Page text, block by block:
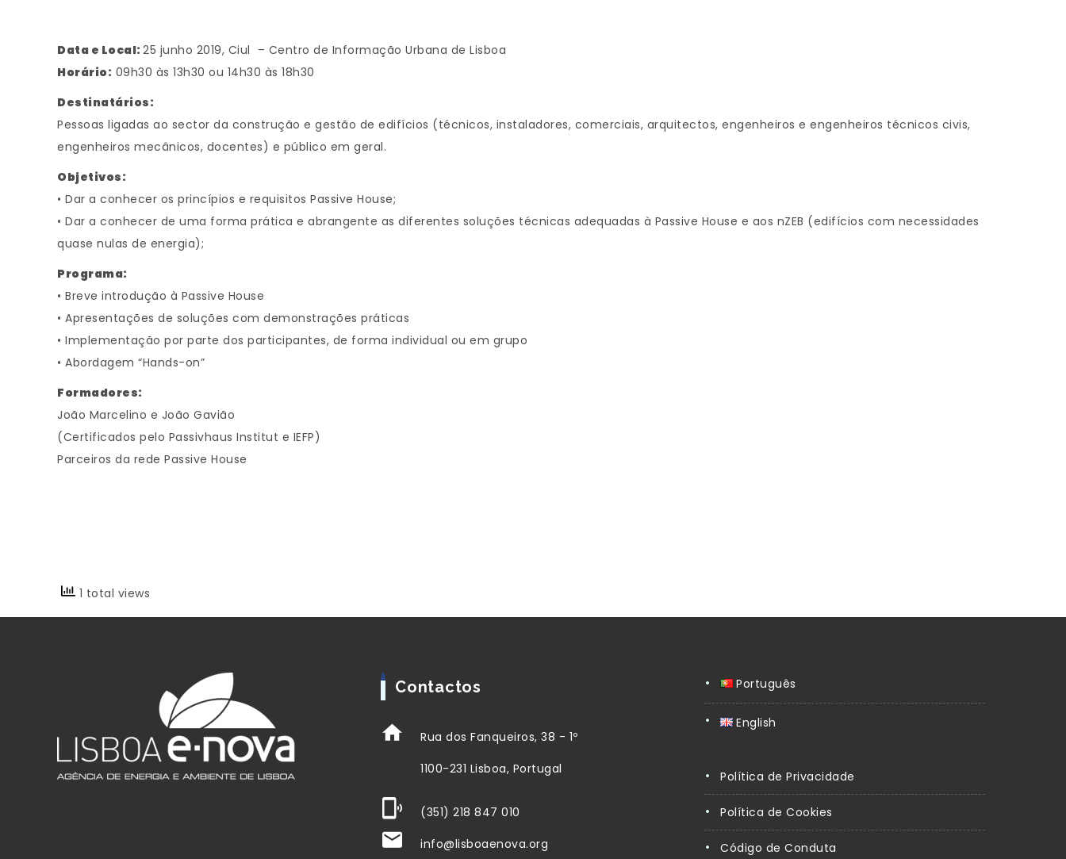
Data e Local: 25 junho 2019, Ciul – Centro de Informação Urbana de Lisboa
Horário: 09h30 às 13h30 ou 14h30 às 18h30
Destinatários:
Pessoas ligadas ao sector da construção e gestão de edifícios (técnicos, instaladores, comerciais, arquitectos, engenheiros e engenheiros técnicos civis,
engenheiros mecânicos, docentes) e público em geral.
Objetivos:
• Dar a conhecer os princípios e requisitos Passive House;
• Dar a conhecer de uma forma prática e abrangente as diferentes soluções técnicas adequadas à Passive House e aos nZEB (edifícios com necessidades
quase nulas de energia);
Programa:
• Breve introdução à Passive House
• Apresentações de soluções com demonstrações práticas
• Implementação por parte dos participantes, de forma individual ou em grupo
• Abordagem “Hands-on”
Formadores:
João Marcelino e João Gavião
(Certificados pelo Passivhaus Institut e IEFP)
Parceiros da rede Passive House
1 total views
Contactos
Rua dos Fanqueiros, 38 - 1º
1100-231 Lisboa, Portugal
(351) 218 847 010
info@lisboaenova.org
Português
English
Política de Privacidade
Política de Cookies
Código de Conduta